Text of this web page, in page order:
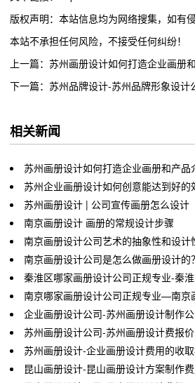
版权声明：本站信息均为网络搜集，如有
本站不承担任何风险，不接受任何纠纷！
上一篇：苏州画册设计如何打造企业画册
下一篇：苏州品牌设计-苏州品牌形象设计
相关新闻
苏州画册设计如何打造企业画册和产品
苏州企业画册设计如何创意能达到好的
苏州画册设计 | 公司宣传画册怎么设计
南京画册设计 画册的常规设计步骤
南京画册设计公司艺术的抽象性和设计
南京画册设计公司是怎么做画册设计的？
秦淮区哪家画册设计公司正规专业-秦
南京哪家画册设计公司正规专业—南京
企业画册设计公司-苏州画册设计制作
苏州画册设计公司-苏州画册设计费报价
苏州画册设计-企业画册设计费用的收
昆山画册设计-昆山画册设计方案制作